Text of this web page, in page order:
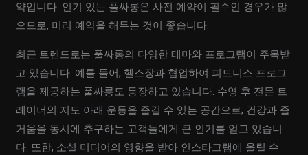
약입니다. 인기 있는 풀싸롱은 사전 예약이 필수인 경우가 많
으므로, 미리 예약을 해두는 것이 좋습니다.
최근 트렌드로는 풀싸롱의 다양한 테마와 프로그램이 주목받
고 있습니다. 예를 들어, 헬스장과 협업하여 피트니스 프로그
램을 제공하는 풀싸롱도 등장하고 있습니다. 수영 후 전문 트
레이너의 지도 아래 운동을 즐길 수 있는 공간으로, 건강과 즐
거움을 동시에 추구하는 고객들에게 큰 인기를 얻고 있습니
다. 또한, 소셜 미디어의 영향을 받아 인스타그램에 올릴 수